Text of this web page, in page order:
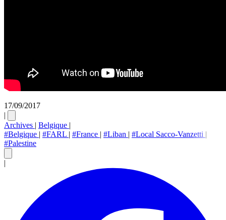
17/09/2017
|
Archives | Belgique |
#Belgique | #FARL | #France | #Liban | #Local Sacco-Vanzetti |
#Palestine
|